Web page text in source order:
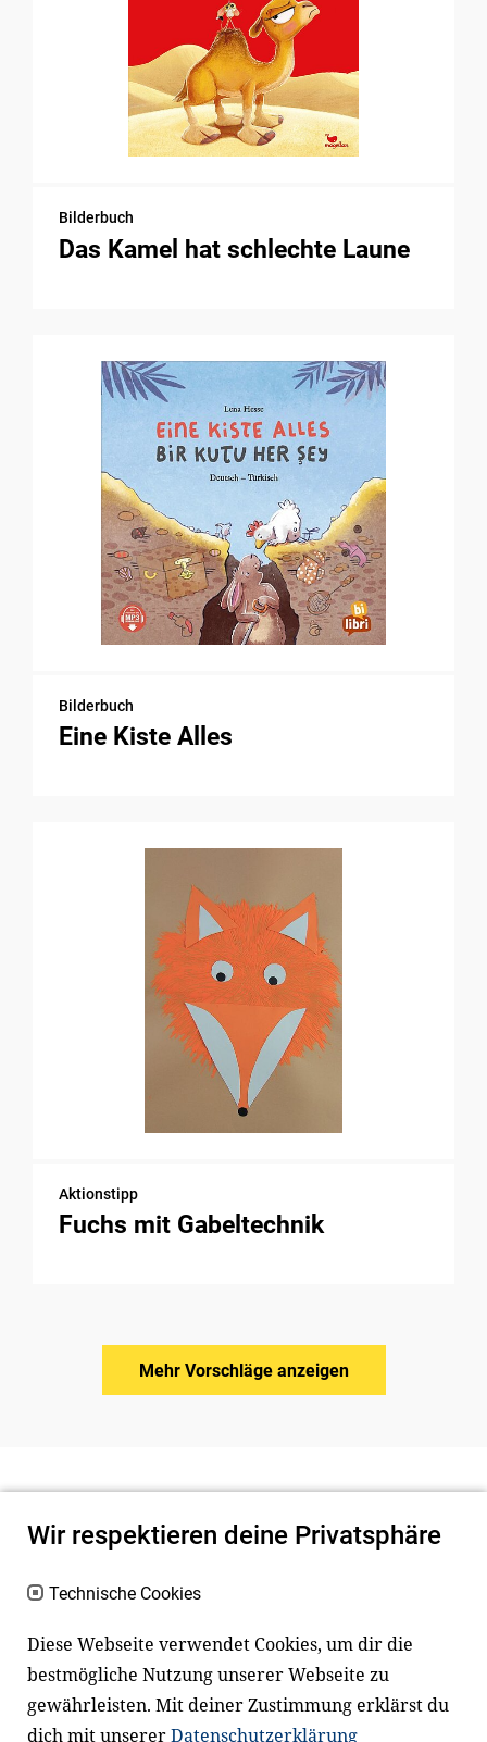
Bilderbuch
Das Kamel hat schlechte Laune
Bilderbuch
Eine Kiste Alles
Aktionstipp
Fuchs mit Gabeltechnik
Mehr Vorschläge anzeigen
Newsletter
Facebook LinkedIn
Wir respektieren deine Privatsphäre
Technische Cookies
Diese Webseite verwendet Cookies, um dir die
bestmögliche Nutzung unserer Webseite zu
gewährleisten. Mit deiner Zustimmung erklärst du
dich mit unsererDatenschutzerklärung